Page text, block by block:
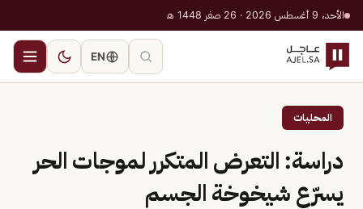
الأحد، 9 أغسطس 2026 · 26 صفر 1448 هـ
EN
المحليات
دراسة: التعرض المتكرر لموجات الحر
يسرّع شيخوخة الجسم